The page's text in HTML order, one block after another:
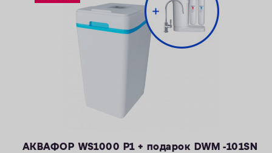
АКВАФОР WS1000 P1 + подарок DWM -101SN